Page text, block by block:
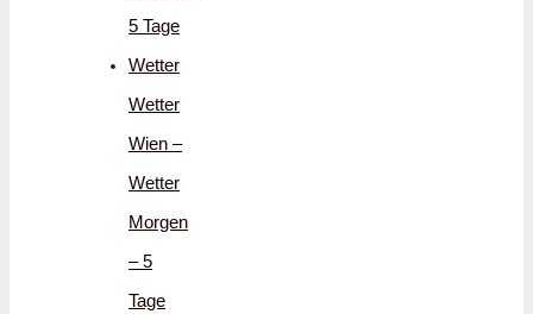
5 Tage
Wetter
Wetter
Wien –
Wetter
Morgen
– 5
Tage